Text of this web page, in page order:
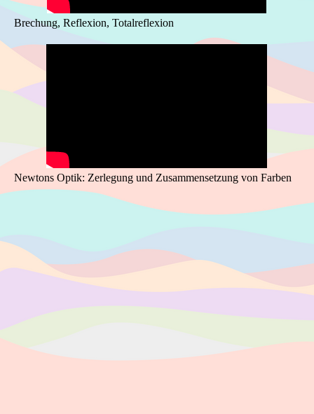
Brechung, Reflexion, Totalreflexion
Newtons Optik: Zerlegung und Zusammensetzung von Farben